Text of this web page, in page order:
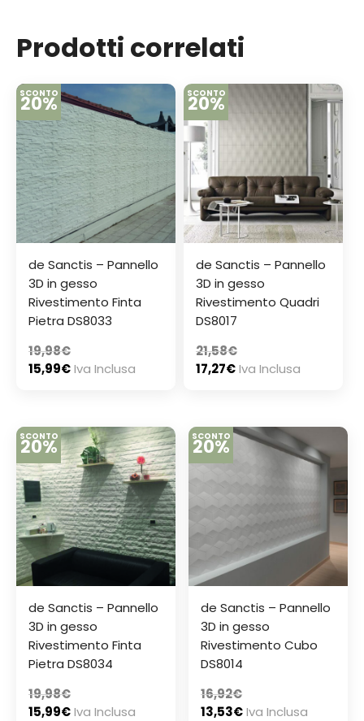
Prodotti correlati
SCONTO
20%
de Sanctis – Pannello
3D in gesso
Rivestimento Finta
Pietra DS8033
19,98€
15,99€Iva Inclusa
SCONTO
20%
de Sanctis – Pannello
3D in gesso
Rivestimento Quadri
DS8017
21,58€
17,27€Iva Inclusa
SCONTO
20%
de Sanctis – Pannello
3D in gesso
Rivestimento Finta
Pietra DS8034
19,98€
15,99€Iva Inclusa
SCONTO
20%
de Sanctis – Pannello
3D in gesso
Rivestimento Cubo
DS8014
16,92€
13,53€Iva Inclusa